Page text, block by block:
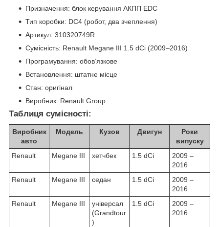
Призначення: блок керування АКПП EDC
Тип коробки: DC4 (робот, два зчеплення)
Артикул: 310320749R
Сумісність: Renault Megane III 1.5 dCi (2009–2016)
Програмування: обов’язкове
Встановлення: штатне місце
Стан: оригінал
Виробник: Renault Group
Таблиця сумісності:
Виробник
авто
Модель Кузов Двигун
Роки
випуску
Renault
Megane III хетчбек 1.5 dCi
2009 –
2016
Renault
Megane III седан 1.5 dCi
2009 –
2016
Renault
Megane III
універсал
(Grandtour
)
1.5 dCi
2009 –
2016